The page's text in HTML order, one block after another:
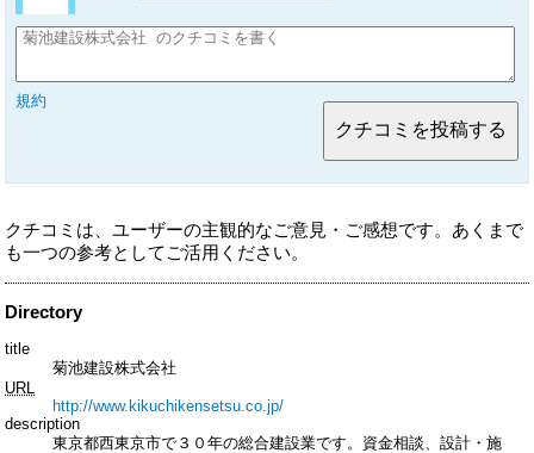
規約
クチコミは、ユーザーの主観的なご意見・ご感想です。あくまで
も一つの参考としてご活用ください。
Directory
title
菊池建設株式会社
URL
http://www.kikuchikensetsu.co.jp/
description
東京都西東京市で３０年の総合建設業です。資金相談、設計・施